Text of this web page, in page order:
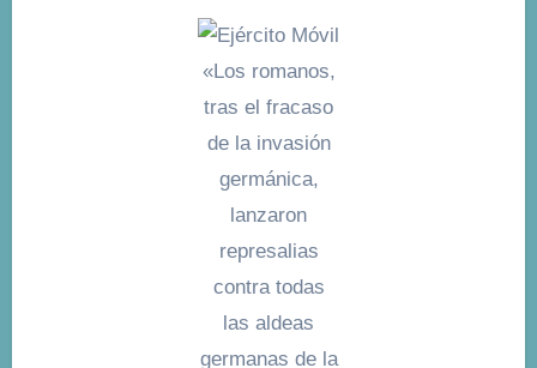
«Los romanos,
tras el fracaso
de la invasión
germánica,
lanzaron
represalias
contra todas
las aldeas
germanas de la